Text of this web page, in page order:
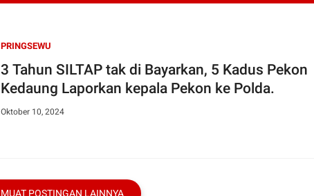
PRINGSEWU
3 Tahun SILTAP tak di Bayarkan, 5 Kadus Pekon
Kedaung Laporkan kepala Pekon ke Polda.
Oktober 10, 2024
MUAT POSTINGAN LAINNYA